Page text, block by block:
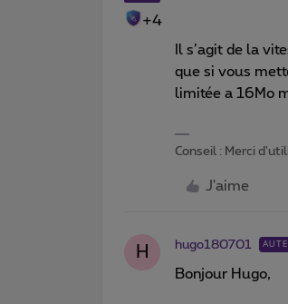
+4
Il s’agit de la
que si vous
limitée a 16Mo
Conseil : Merci
J'aime
H hugo180701
Bonjour Hugo,